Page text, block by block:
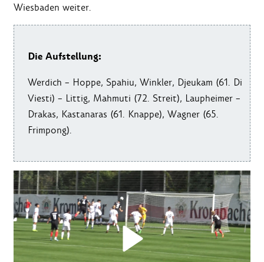
Wiesbaden weiter.
Die Aufstellung:
Werdich – Hoppe, Spahiu, Winkler, Djeukam (61. Di
Viesti) – Littig, Mahmuti (72. Streit), Laupheimer –
Drakas, Kastanaras (61. Knappe), Wagner (65.
Frimpong).